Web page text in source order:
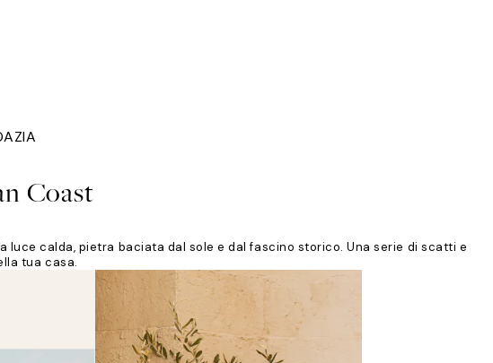
Coast
calda, pietra baciata dal sole e dal fascino storico. Una serie di scatti e
tua casa.